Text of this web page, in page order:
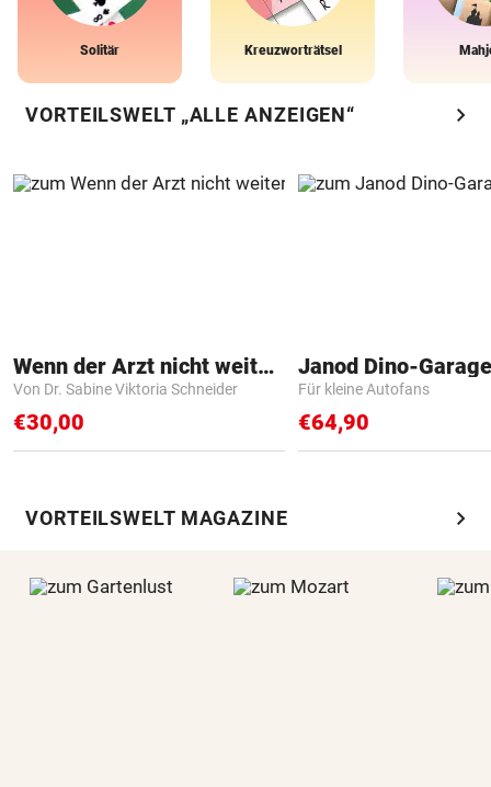
Solitär Kreuzworträtsel
VORTEILSWELT „ALLE ANZEIGEN“ chevron_right
Wenn der Arzt nicht weiter weiß
Von Dr. Sabine Viktoria Schneider
€30,00
Janod Dino-Garage
Für kleine Autofans
€64,90
VORTEILSWELT MAGAZINE chevron_right